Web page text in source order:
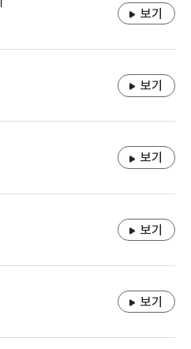
보기
보기
보기
보기
보기